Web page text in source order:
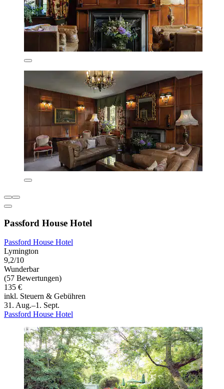
Passford House Hotel
Passford House Hotel
Lymington
9,2/10
Wunderbar
(57 Bewertungen)
135 €
inkl. Steuern & Gebühren
31. Aug.–1. Sept.
Passford House Hotel